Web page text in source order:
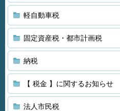
軽自動車税
固定資産税・都市計画税
納税
【 税金 】に関するお知らせ
法人市民税